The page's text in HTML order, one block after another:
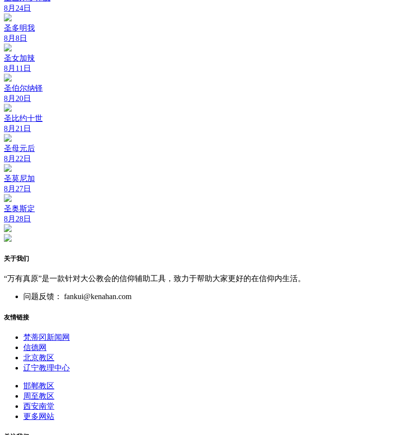
8月24日
圣多明我
8月8日
圣女加辣
8月11日
圣伯尔纳铎
8月20日
圣比约十世
8月21日
圣母元后
8月22日
圣莫尼加
8月27日
圣奥斯定
8月28日
关于我们
“万有真原”是一款针对大公教会的信仰辅助工具，致力于帮助大家更好的在信仰内生活。
问题反馈： fankui@kenahan.com
友情链接
梵蒂冈新闻网
信德网
北京教区
辽宁教理中心
邯郸教区
周至教区
西安南堂
更多网站